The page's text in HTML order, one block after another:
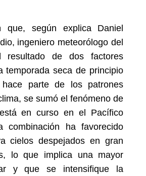
que, según explica Daniel
ingeniero meteorólogo del
resultado de dos factores
temporada seca de principio
parte de los patrones
se sumó el fenómeno de
en curso en el Pacífico
combinación ha favorecido
cielos despejados en gran
lo que implica una mayor
y que se intensifique la